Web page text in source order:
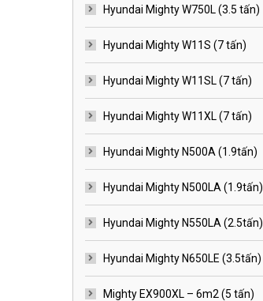
Hyundai Mighty W750L (3.5 tấn)
Hyundai Mighty W11S (7 tấn)
Hyundai Mighty W11SL (7 tấn)
Hyundai Mighty W11XL (7 tấn)
Hyundai Mighty N500A (1.9tấn)
Hyundai Mighty N500LA (1.9tấn)
Hyundai Mighty N550LA (2.5tấn)
Hyundai Mighty N650LE (3.5tấn)
Mighty EX900XL – 6m2 (5 tấn)